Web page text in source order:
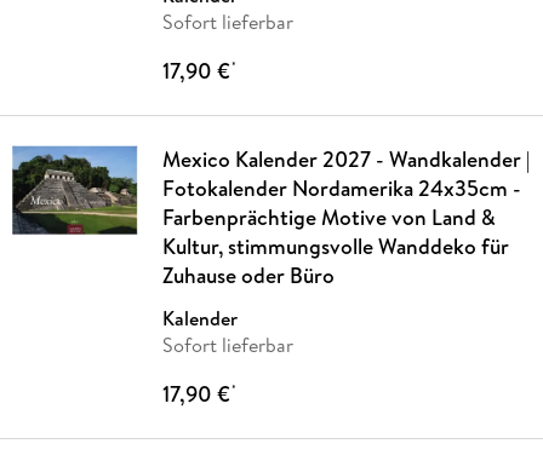
Sofort lieferbar
17,90 €*
Mexico Kalender 2027 - Wandkalender |
Fotokalender Nordamerika 24x35cm -
Farbenprächtige Motive von Land &
Kultur, stimmungsvolle Wanddeko für
Zuhause oder Büro
Kalender
Sofort lieferbar
17,90 €*